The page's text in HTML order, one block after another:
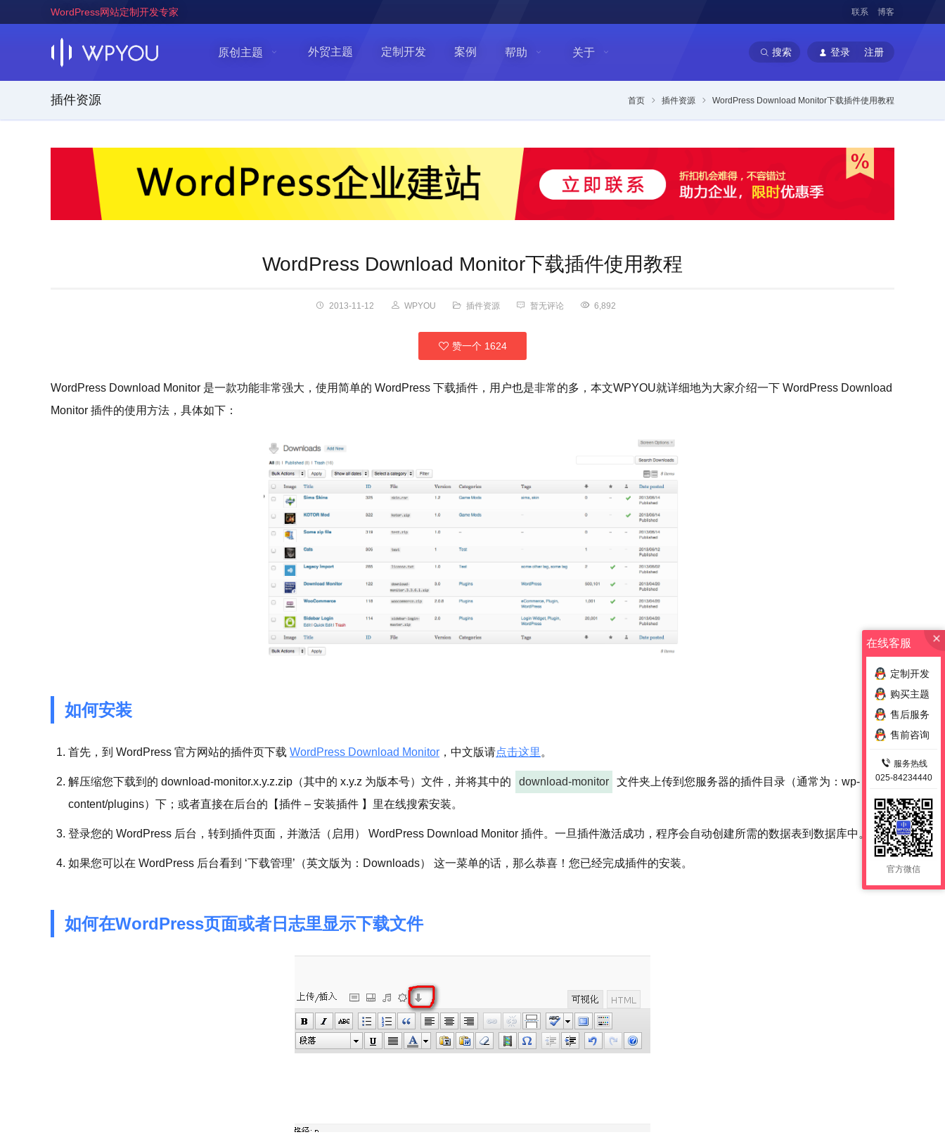
WordPress网站定制开发专家 联系 博客
原创主题 外贸主题 定制开发 案例 帮助 关于 搜索 登录 注册
插件资源 首页 插件资源 WordPress Download Monitor下载插件使用教程
WordPress Download Monitor下载插件使用教程
2013-11-12 WPYOU 插件资源 暂无评论 6,892
赞一个 1624
WordPress Download Monitor 是一款功能非常强大，使用简单的 WordPress 下载插件，用户也是非常的多，本文WPYOU就详细地为大家介绍一下 WordPress Download
Monitor 插件的使用方法，具体如下：
如何安装
首先，到 WordPress 官方网站的插件页下载 WordPress Download Monitor ，中文版请点击这里 。
解压缩您下载到的 download-monitor.x.y.z.zip（其中的 x.y.z 为版本号）文件，并将其中的 download-monitor
文件夹上传到您服务器的插件目录（通常为：wp-
content/plugins）下；或者直接在后台的【插件 – 安装插件 】里在线搜索安装。
登录您的 WordPress 后台，转到插件页面，并激活（启用） WordPress Download Monitor 插件。一旦插件激活成功，程序会自动创建所需的数据表到数据库中。
如果您可以在 WordPress 后台看到 ‘下载管理’（英文版为：Downloads） 这一菜单的话，那么恭喜！您已经完成插件的安装。
如何在WordPress页面或者日志里显示下载文件
在线客服
定制开发
购买主题
售后服务
售前咨询
服务热线
025-84234440
官方微信